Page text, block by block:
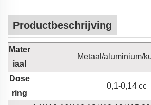
Productbeschrijving
Mater
iaal
Metaal/aluminium/
Dose
ring
0,1-0,14 cc